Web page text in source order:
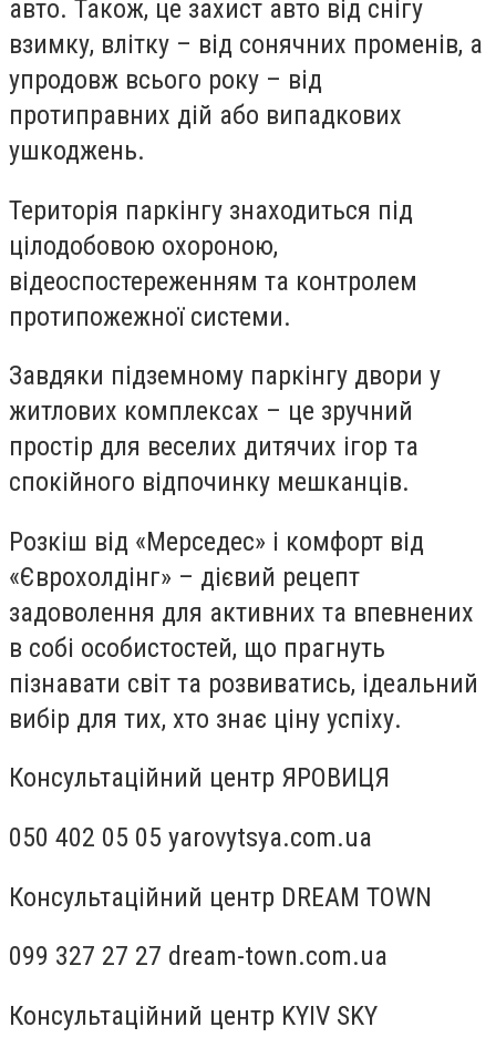
авто. Також, це захист авто від снігу
взимку, влітку – від сонячних променів, а
упродовж всього року – від
протиправних дій або випадкових
ушкоджень.
Територія паркінгу знаходиться під
цілодобовою охороною,
відеоспостереженням та контролем
протипожежної системи.
Завдяки підземному паркінгу двори у
житлових комплексах – це зручний
простір для веселих дитячих ігор та
спокійного відпочинку мешканців.
Розкіш від «Мерседес» і комфорт від
«Єврохолдінг» – дієвий рецепт
задоволення для активних та впевнених
в собі особистостей, що прагнуть
пізнавати світ та розвиватись, ідеальний
вибір для тих, хто знає ціну успіху.
Консультаційний центр ЯРОВИЦЯ
050 402 05 05 yarovytsya.com.ua
Консультаційний центр DREAM TOWN
099 327 27 27 dream-town.com.ua
Консультаційний центр KYIV SKY